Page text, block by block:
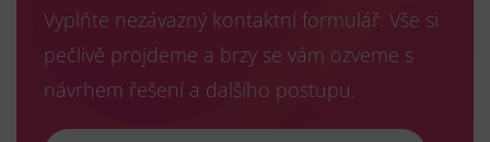
Vyplňte nezávazný kontaktní formulář. Vše si
pečlivě projdeme a brzy se vám ozveme s
návrhem řešení a dalšího postupu.